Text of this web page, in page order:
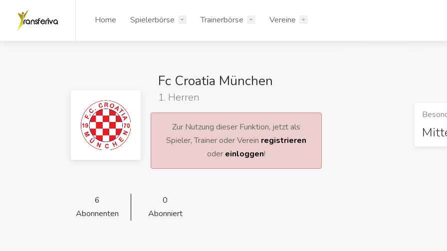
Home Spielerbörse Trainerbörse Vereine
Fc Croatia München
1. Herren
Zur Nutzung dieser Funktion, jetzt als
Spieler, Trainer oder Verein registrieren
oder einloggen!
6
Abonnenten
0
Abonniert